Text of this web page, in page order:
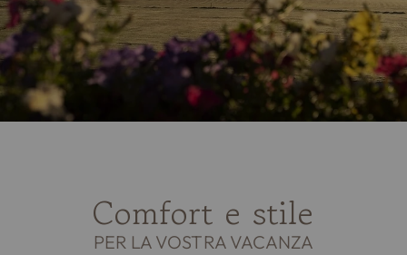
Comfort e stile
PER LA VOSTRA VACANZA